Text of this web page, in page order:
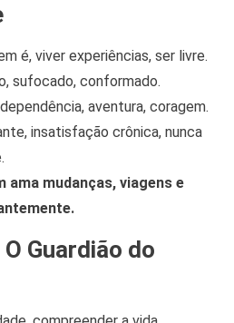
é, viver experiências, ser livre.
sufocado, conformado.
aventura, coragem.
insatisfação crônica, nunca
ama mudanças, viagens e
Guardião do